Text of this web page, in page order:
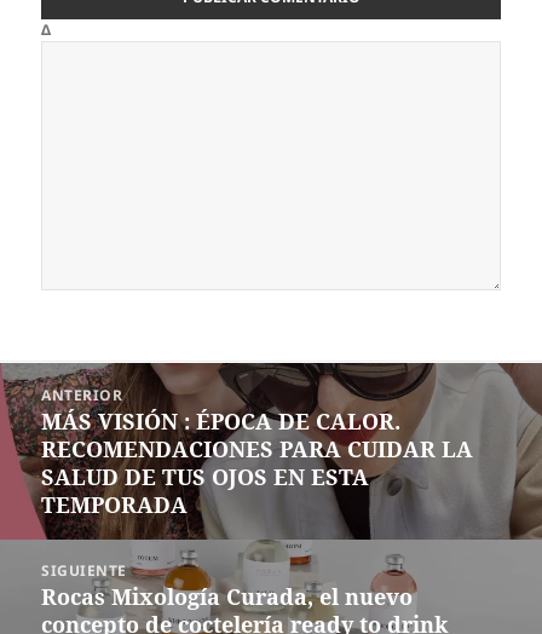
Δ
Navegación
de
entradas
ANTERIOR
Entrada
anterior:
MÁS VISIÓN : ÉPOCA DE CALOR.
RECOMENDACIONES PARA CUIDAR LA
SALUD DE TUS OJOS EN ESTA
TEMPORADA
SIGUIENTE
Siguiente
entrada:
Rocas Mixología Curada, el nuevo
concepto de coctelería ready to drink